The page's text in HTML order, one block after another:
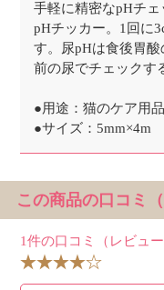
手軽に精密なpHチ
pHチッカー。1回に
す。尿pHは食後胃
前の尿でチェックす
●用途：猫のケア用品
●サイズ：5mm×4m
この商品の口コミ（
1件の口コミ（レビュ